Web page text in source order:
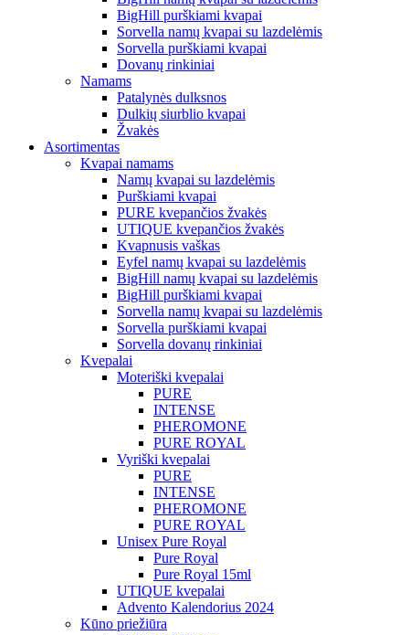
BigHill purškiami kvapai
Sorvella namų kvapai su lazdelėmis
Sorvella purškiami kvapai
Dovanų rinkiniai
Namams
Patalynės dulksnos
Dulkių siurblio kvapai
Žvakės
Asortimentas
Kvapai namams
Namų kvapai su lazdelėmis
Purškiami kvapai
PURE kvepančios žvakės
UTIQUE kvepančios žvakės
Kvapnusis vaškas
Eyfel namų kvapai su lazdelėmis
BigHill namų kvapai su lazdelėmis
BigHill purškiami kvapai
Sorvella namų kvapai su lazdelėmis
Sorvella purškiami kvapai
Sorvella dovanų rinkiniai
Kvepalai
Moteriški kvepalai
PURE
INTENSE
PHEROMONE
PURE ROYAL
Vyriški kvepalai
PURE
INTENSE
PHEROMONE
PURE ROYAL
Unisex Pure Royal
Pure Royal
Pure Royal 15ml
UTIQUE kvepalai
Advento Kalendorius 2024
Kūno priežiūra